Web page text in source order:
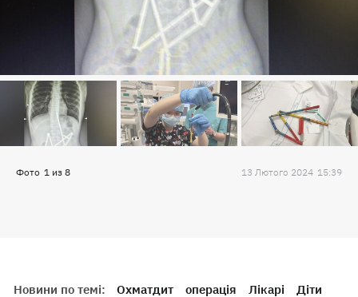
Фото 1 из 8 13 Лютого 2024 15:39
Новини по темі: Охматдит операція Лікарі Діти